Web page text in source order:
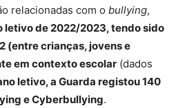
relacionadas com o bullying,
letivo de 2022/2023, tendo sido
(entre crianças, jovens e
em contexto escolar (dados
letivo, a Guarda registou 140
e Cyberbullying.